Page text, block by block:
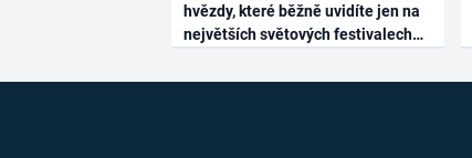
hvězdy, které běžně uvidíte jen na
největších světových festivalech